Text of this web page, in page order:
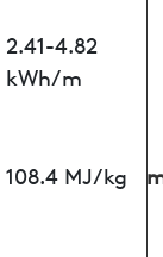
2.41-4.82
kWh/m
108.4 MJ/kg